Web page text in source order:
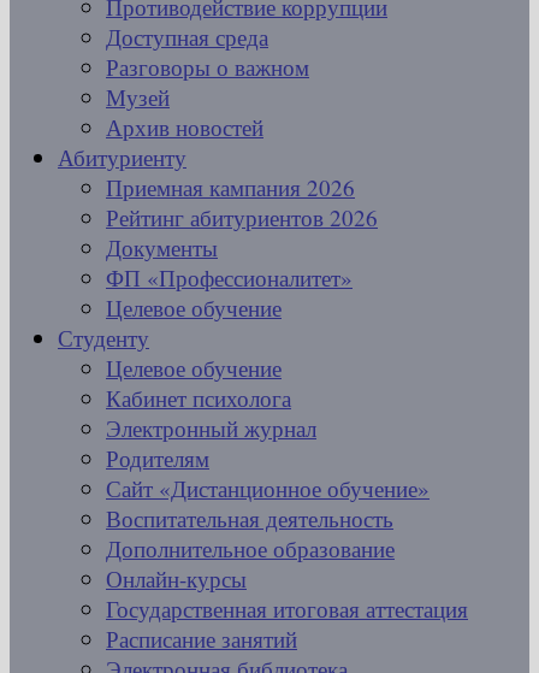
Противодействие коррупции
Доступная среда
Разговоры о важном
Музей
Архив новостей
Абитуриенту
Приемная кампания 2026
Рейтинг абитуриентов 2026
Документы
ФП «Профессионалитет»
Целевое обучение
Студенту
Целевое обучение
Кабинет психолога
Электронный журнал
Родителям
Сайт «Дистанционное обучение»
Воспитательная деятельность
Дополнительное образование
Онлайн-курсы
Государственная итоговая аттестация
Расписание занятий